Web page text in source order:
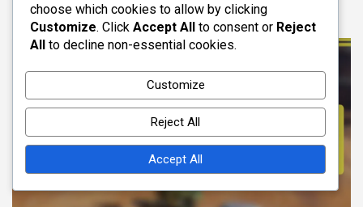
You may Missed
choose which cookies to allow by clicking
Customize. Click Accept All to consent or Reject
All to decline non-essential cookies.
Customize
Reject All
Accept All